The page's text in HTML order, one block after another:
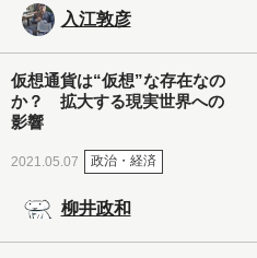
入江敦彦
仮想通貨は“仮想”な存在なの
か？ 拡大する現実世界への
影響
2021.05.07 政治・経済
柳井政和